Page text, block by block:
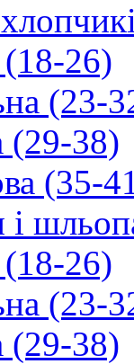
(18-26)
(23-
(29-38)
(35-
(18-26)
(23-
(29-38)